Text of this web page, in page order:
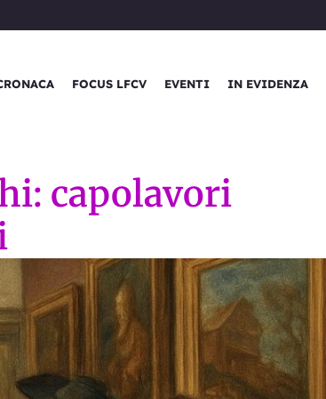
FOCUS LFCV EVENTI IN EVIDENZA
capolavori